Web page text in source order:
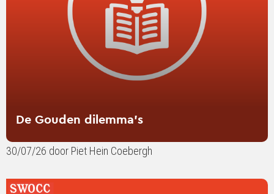
De Gouden dilemma’s
30/07/26 door Piet Hein Coebergh
Lees